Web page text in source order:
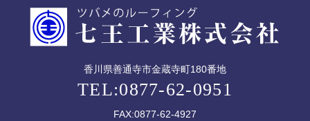
香川県善通寺市金蔵寺町180番地
TEL:0877-62-0951
FAX:0877-62-4927